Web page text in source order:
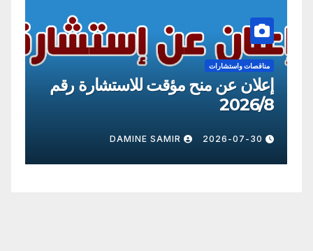
مناقصات واستشارات
إعلان عن منح مؤقت للاستشارة رقم
2026/8
2026-07-30
DAMINE SAMIR